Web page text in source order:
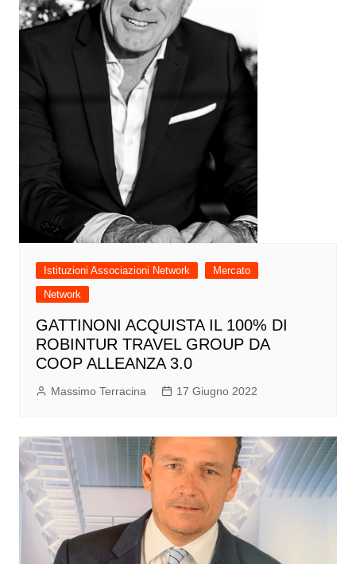
Istituzioni Associazioni Network
Mercato
Network
GATTINONI ACQUISTA IL 100% DI
ROBINTUR TRAVEL GROUP DA
COOP ALLEANZA 3.0
Massimo Terracina 17 Giugno 2022